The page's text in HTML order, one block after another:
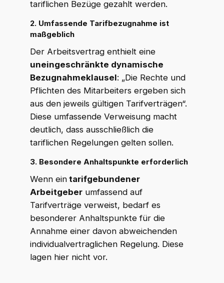
K R
Online · echte Anwälte, kein Callcenter
tariflichen Bezüge gezahlt werden.
2. Umfassende Tarifbezugnahme ist
maßgeblich
Der Arbeitsvertrag enthielt eine
uneingeschränkte dynamische
Bezugnahmeklausel: „Die Rechte und
Pflichten des Mitarbeiters ergeben sich
aus den jeweils gültigen Tarifverträgen“.
Diese umfassende Verweisung macht
deutlich, dass ausschließlich die
tariflichen Regelungen gelten sollen.
3. Besondere Anhaltspunkte erforderlich
Wenn eintarifgebundener
Arbeitgeberumfassend auf
Tarifverträge verweist, bedarf es
besonderer Anhaltspunkte für die
Annahme einer davon abweichenden
individualvertraglichen Regelung. Diese
lagen hier nicht vor.